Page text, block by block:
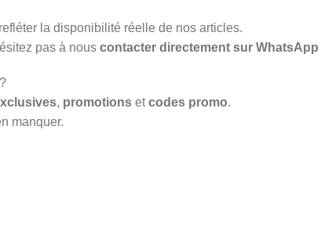
la disponibilité réelle de nos articles.
pas à nous contacter directement sur WhatsApp
, promotions etcodes promo.
manquer.